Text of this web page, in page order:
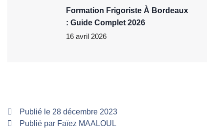
Formation Frigoriste À Bordeaux
: Guide Complet 2026
16 avril 2026
Publié le 28 décembre 2023
Publié par Faïez MAALOUL